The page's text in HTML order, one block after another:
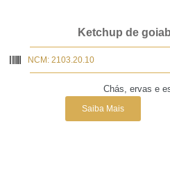
Ketchup de
NCM: 2103.20.10
Chás, ervas e
Saiba Mais